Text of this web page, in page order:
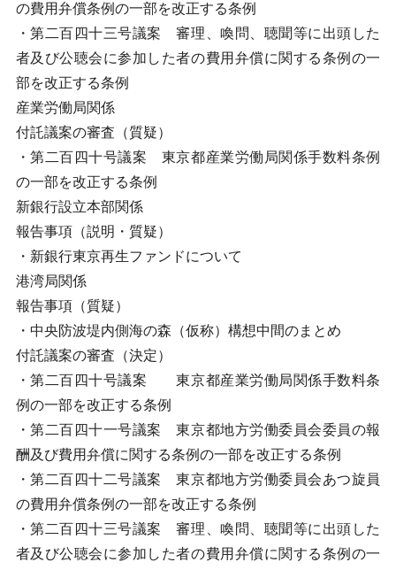
の費用弁償条例の一部を改正する条例
・第二百四十三号議案 審理、喚問、聴聞等に出頭した
者及び公聴会に参加した者の費用弁償に関する条例の一
部を改正する条例
産業労働局関係
付託議案の審査（質疑）
・第二百四十号議案 東京都産業労働局関係手数料条例
の一部を改正する条例
新銀行設立本部関係
報告事項（説明・質疑）
・新銀行東京再生ファンドについて
港湾局関係
報告事項（質疑）
・中央防波堤内側海の森（仮称）構想中間のまとめ
付託議案の審査（決定）
・第二百四十号議案 東京都産業労働局関係手数料条
例の一部を改正する条例
・第二百四十一号議案 東京都地方労働委員会委員の報
酬及び費用弁償に関する条例の一部を改正する条例
・第二百四十二号議案 東京都地方労働委員会あつ旋員
の費用弁償条例の一部を改正する条例
・第二百四十三号議案 審理、喚問、聴聞等に出頭した
者及び公聴会に参加した者の費用弁償に関する条例の一